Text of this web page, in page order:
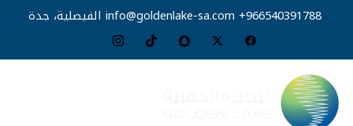
966540391788+
info@goldenlake-sa.com الفيصلية، جدة